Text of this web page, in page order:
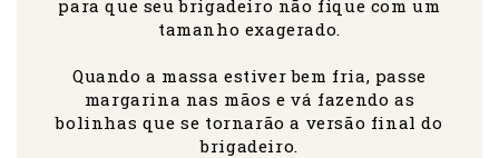
para que seu brigadeiro não fique com um
tamanho exagerado.
Quando a massa estiver bem fria, passe
margarina nas mãos e vá fazendo as
bolinhas que se tornarão a versão final do
brigadeiro.